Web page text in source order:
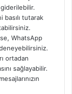
basılı tutarak
WhatsApp
ortadan
sağlayabilir.